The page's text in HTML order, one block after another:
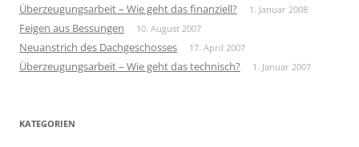
Überzeugungsarbeit – Wie geht das finanziell? 1. Januar 2008
Feigen aus Bessungen 10. August 2007
Neuanstrich des Dachgeschosses 17. April 2007
Überzeugungsarbeit – Wie geht das technisch? 1. Januar 2007
KATEGORIEN